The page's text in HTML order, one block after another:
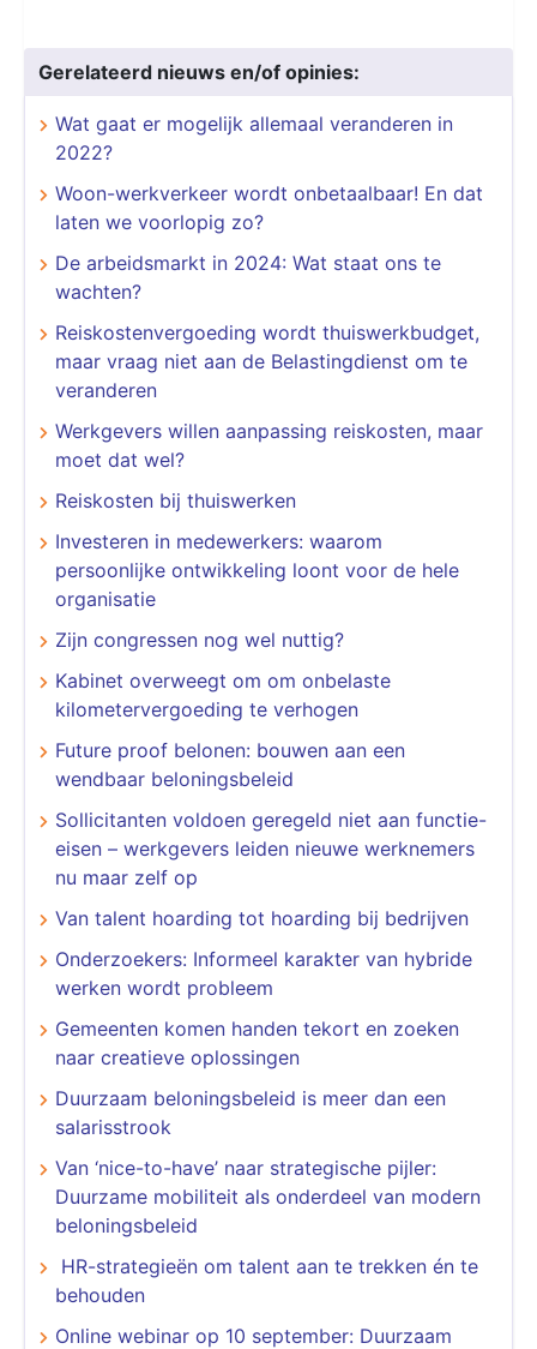
Gerelateerd nieuws en/of opinies:
Wat gaat er mogelijk allemaal veranderen in
2022?
Woon-werkverkeer wordt onbetaalbaar! En dat
laten we voorlopig zo?
De arbeidsmarkt in 2024: Wat staat ons te
wachten?
Reiskostenvergoeding wordt thuiswerkbudget,
maar vraag niet aan de Belastingdienst om te
veranderen
Werkgevers willen aanpassing reiskosten, maar
moet dat wel?
Reiskosten bij thuiswerken
Investeren in medewerkers: waarom
persoonlijke ontwikkeling loont voor de hele
organisatie
Zijn congressen nog wel nuttig?
Kabinet overweegt om om onbelaste
kilometervergoeding te verhogen
Future proof belonen: bouwen aan een
wendbaar beloningsbeleid
Sollicitanten voldoen geregeld niet aan functie-
eisen – werkgevers leiden nieuwe werknemers
nu maar zelf op
​​​​​​​Van talent hoarding tot hoarding bij bedrijven
Onderzoekers: Informeel karakter van hybride
werken wordt probleem
Gemeenten komen handen tekort en zoeken
naar creatieve oplossingen
​​​​​​​Duurzaam beloningsbeleid is meer dan een
salarisstrook
Van ‘nice-to-have’ naar strategische pijler:
Duurzame mobiliteit als onderdeel van modern
beloningsbeleid
​​​​​​​ HR-strategieën om talent aan te trekken én te
behouden
Online webinar op 10 september: Duurzaam